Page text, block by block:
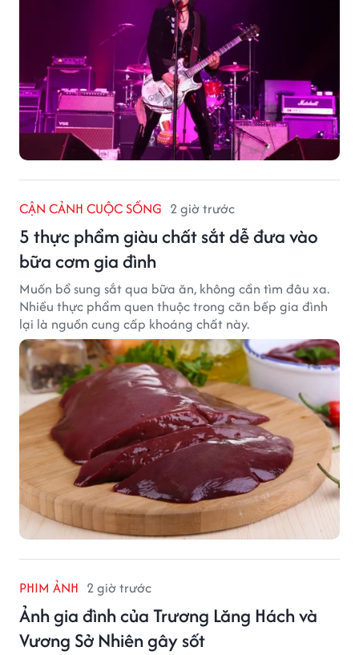
CẬN CẢNH CUỘC SỐNG 2 giờ trước
5 thực phẩm giàu chất sắt dễ đưa vào
bữa cơm gia đình
Muốn bổ sung sắt qua bữa ăn, không cần tìm đâu xa.
Nhiều thực phẩm quen thuộc trong căn bếp gia đình
lại là nguồn cung cấp khoáng chất này.
PHIM ẢNH 2 giờ trước
Ảnh gia đình của Trương Lăng Hách và
Vương Sở Nhiên gây sốt